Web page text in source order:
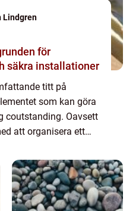
Lindgren
säkra installationer
titt på
som kan göra
coutstanding. Oavsett
att organisera ett